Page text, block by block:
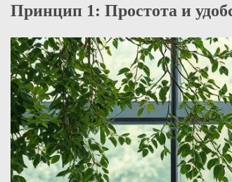
Принцип 1: Простота и